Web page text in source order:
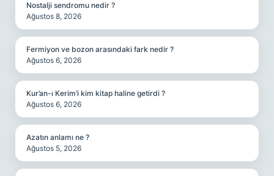
Nostalji sendromu nedir ?
Ağustos 8, 2026
Fermiyon ve bozon arasındaki fark nedir ?
Ağustos 6, 2026
Kur’an-ı Kerim’i kim kitap haline getirdi ?
Ağustos 6, 2026
Azatın anlamı ne ?
Ağustos 5, 2026